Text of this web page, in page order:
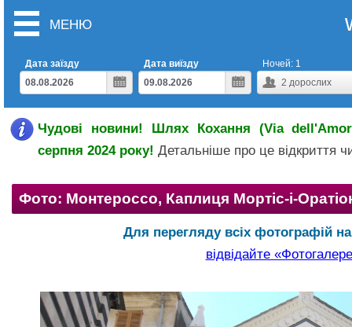
МЕНЮ
Дата заїзду
Дата виїзду
2 дорослих
Ночей: 1
Чудові новини! Шлях Кохання (Via
серпня 2024 року! Детальніше про це відкриття
Фото: Монтероссо, Каплиця Мортіс-і-
Для перегляду всіх фотографій на
відвідайте